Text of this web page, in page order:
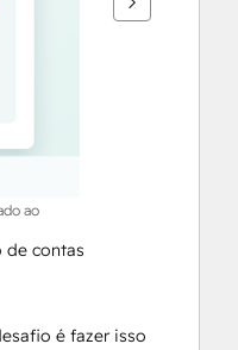
ao
de contas
é fazer isso